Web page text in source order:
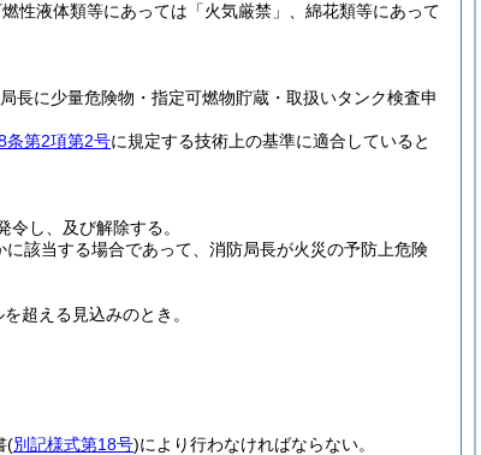
性液体類等にあっては「火気厳禁」、綿花類等にあって
長に少量危険物・指定可燃物貯蔵・取扱いタンク検査申
条第2項第2号に規定する技術上の基準に適合していると
令し、及び解除する。
に該当する場合であって、消防局長が火災の予防上危険
超える見込みのとき。
(別記様式第18号)により行わなければならない。